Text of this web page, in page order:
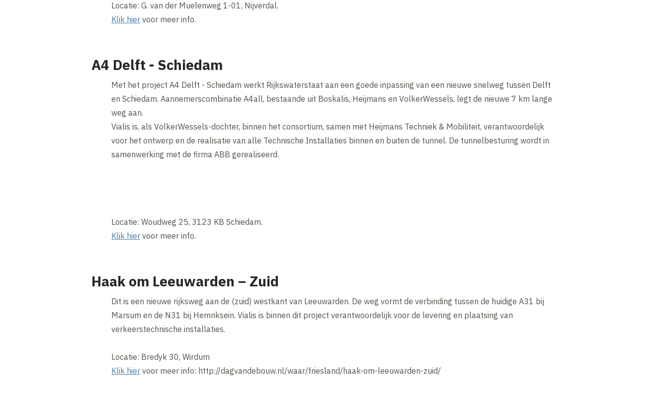
Locatie: G. van der Muelenweg 1-01, Nijverdal.
Klik hier voor meer info.
A4 Delft - Schiedam
Met het project A4 Delft - Schiedam werkt Rijkswaterstaat aan een goede inpassing van een nieuwe snelweg tussen Delft
en Schiedam. Aannemerscombinatie A4all, bestaande uit Boskalis, Heijmans en VolkerWessels, legt de nieuwe 7 km lange
weg aan.
Vialis is, als VolkerWessels-dochter, binnen het consortium, samen met Heijmans Techniek & Mobiliteit, verantwoordelijk
voor het ontwerp en de realisatie van alle Technische Installaties binnen en buiten de tunnel. De tunnelbesturing wordt in
samenwerking met de firma ABB gerealiseerd.
Locatie: Woudweg 25, 3123 KB Schiedam.
Klik hier voor meer info.
Haak om Leeuwarden – Zuid
Dit is een nieuwe rijksweg aan de (zuid) westkant van Leeuwarden. De weg vormt de verbinding tussen de huidige A31 bij
Marsum en de N31 bij Hemriksein. Vialis is binnen dit project verantwoordelijk voor de levering en plaatsing van
verkeerstechnische installaties.
Locatie: Bredyk 30, Wirdum
Klik hier voor meer info: http://dagvandebouw.nl/waar/friesland/haak-om-leeuwarden-zuid/